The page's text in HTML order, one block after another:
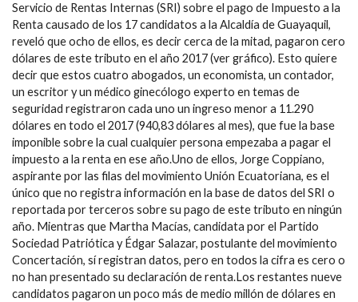
Servicio de Rentas Internas (SRI) sobre el pago de Impuesto a la
Renta causado de los 17 candidatos a la Alcaldía de Guayaquil,
reveló que ocho de ellos, es decir cerca de la mitad, pagaron cero
dólares de este tributo en el año 2017 (ver gráfico). Esto quiere
decir que estos cuatro abogados, un economista, un contador,
un escritor y un médico ginecólogo experto en temas de
seguridad registraron cada uno un ingreso menor a 11.290
dólares en todo el 2017 (940,83 dólares al mes), que fue la base
imponible sobre la cual cualquier persona empezaba a pagar el
impuesto a la renta en ese año.Uno de ellos, Jorge Coppiano,
aspirante por las filas del movimiento Unión Ecuatoriana, es el
único que no registra información en la base de datos del SRI o
reportada por terceros sobre su pago de este tributo en ningún
año. Mientras que Martha Macías, candidata por el Partido
Sociedad Patriótica y Édgar Salazar, postulante del movimiento
Concertación, sí registran datos, pero en todos la cifra es cero o
no han presentado su declaración de renta.Los restantes nueve
candidatos pagaron un poco más de medio millón de dólares en